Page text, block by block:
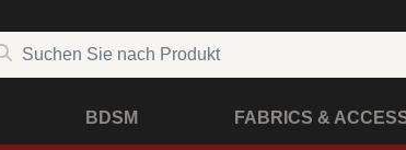
BDSM FABRICS &